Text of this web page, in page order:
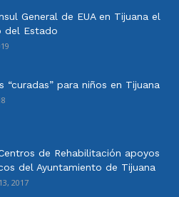
General de EUA en Tijuana el
del Estado
“curadas” para niños en Tijuana
de Rehabilitación apoyos
del Ayuntamiento de Tijuana
2017